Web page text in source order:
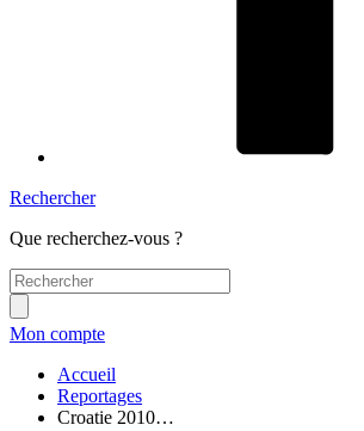
Rechercher
Que recherchez-vous ?
Mon compte
Accueil
Reportages
Croatie 2010…